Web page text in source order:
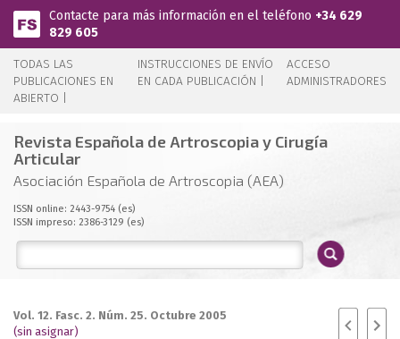
Pasar al contenido principal
Contacte para más información en el teléfono +34 629
829 605
TODAS LAS
PUBLICACIONES EN
ABIERTO |
INSTRUCCIONES DE ENVÍO
EN CADA PUBLICACIÓN |
ACCESO
ADMINISTRADORES
Revista Española de Artroscopia y Cirugía
Articular
Asociación Española de Artroscopia (AEA)
ISSN online: 2443-9754 (es)
ISSN impreso: 2386-3129 (es)
Vol. 12. Fasc. 2. Núm. 25. Octubre 2005
(sin asignar)